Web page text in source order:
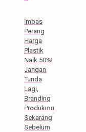
Imbas
Perang
Harga
Plastik
Naik 50%!
Jangan
Tunda
Lagi,
Branding
Produkmu
Sekarang
Sebelum